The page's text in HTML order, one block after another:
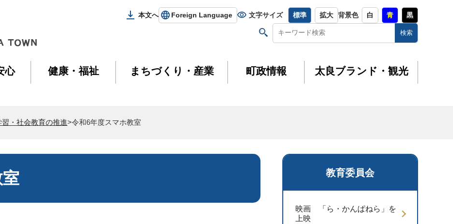
本文へ Foreign Language 文字サイズ 標準 拡大 背景色 白 青 黒
心 健康・福祉 まちづくり・産業 町政情報 太良ブランド・観光
習・社会教育の推進>令和6年度スマホ教室
教育委員会
映画 「ら・かんぱねら」を
上映